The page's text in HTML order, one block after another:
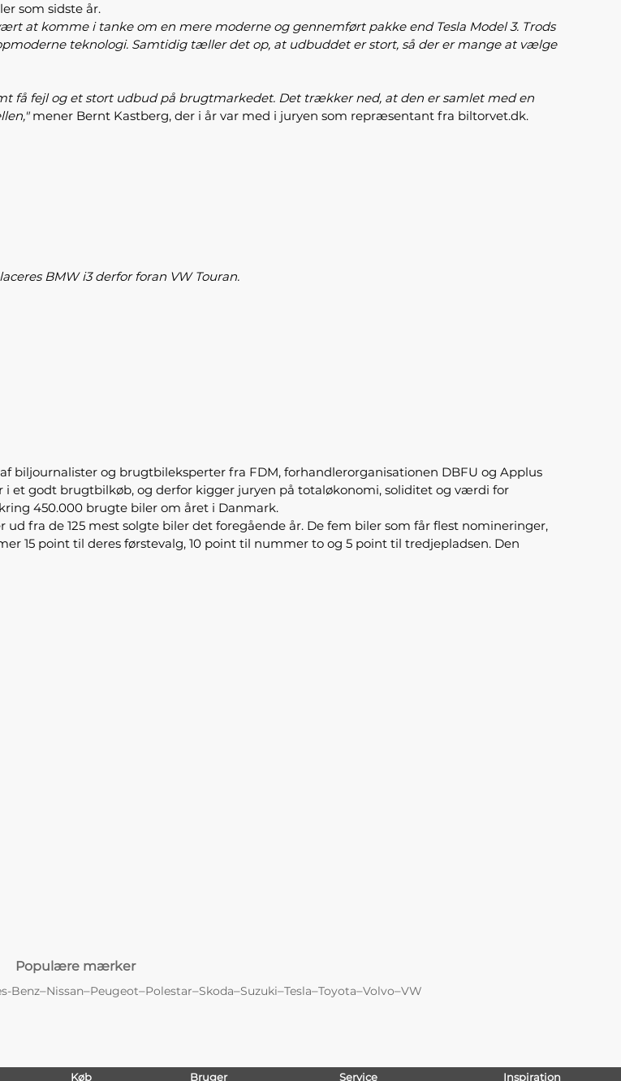
som sidste år.
at komme i tanke om en mere moderne og gennemført pakke end Tesla Model 3. Trods
teknologi. Samtidig tæller det op, at udbuddet er stort, så der er mange at vælge
få fejl og et stort udbud på brugtmarkedet. Det trækker ned, at den er samlet med en
mener Bernt Kastberg, der i år var med i juryen som repræsentant fra biltorvet.dk.
BMW i3 derfor foran VW Touran.
biljournalister og brugtbileksperter fra FDM, forhandlerorganisationen DBFU og Applus
et godt brugtbilkøb, og derfor kigger juryen på totaløkonomi, soliditet og værdi for
450.000 brugte biler om året i Danmark.
fra de 125 mest solgte biler det foregående år. De fem biler som får flest nomineringer,
15 point til deres førstevalg, 10 point til nummer to og 5 point til tredjepladsen. Den
Populære mærker
Benz–Nissan–Peugeot–Polestar–Skoda–Suzuki–Tesla–Toyota–Volvo–VW
Køb Bruger Service Inspiration